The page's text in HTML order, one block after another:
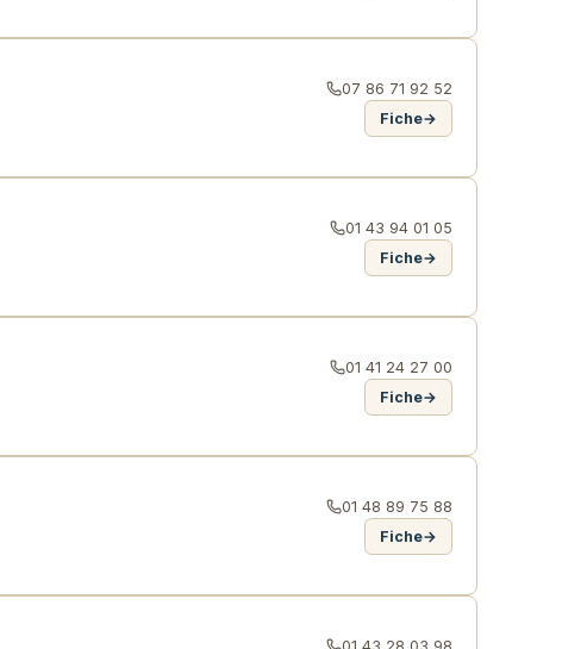
07 86 71 92 52
Fiche→
01 43 94 01 05
Fiche→
01 41 24 27 00
Fiche→
01 48 89 75 88
Fiche→